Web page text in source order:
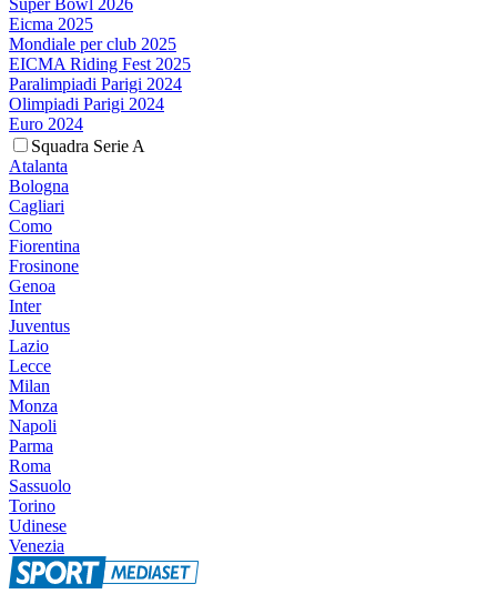
Super Bowl 2026
Eicma 2025
Mondiale per club 2025
EICMA Riding Fest 2025
Paralimpiadi Parigi 2024
Olimpiadi Parigi 2024
Euro 2024
Squadra Serie A
Atalanta
Bologna
Cagliari
Como
Fiorentina
Frosinone
Genoa
Inter
Juventus
Lazio
Lecce
Milan
Monza
Napoli
Parma
Roma
Sassuolo
Torino
Udinese
Venezia